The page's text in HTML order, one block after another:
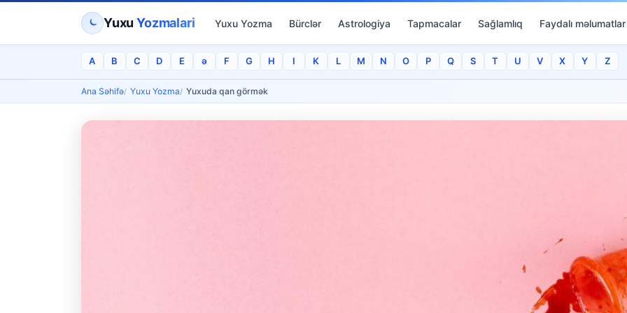
YuxuYozmalari Yuxu Yozma Bürclər Astrologiya Tapmacalar Sağlamlıq Faydalı məlumatlar
A B C D E ə F G H I K L M N O P Q S T U V X Y Z
Ana Səhifə Yuxu Yozma Yuxuda qan görmək